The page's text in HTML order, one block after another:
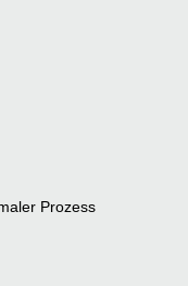
Prozess